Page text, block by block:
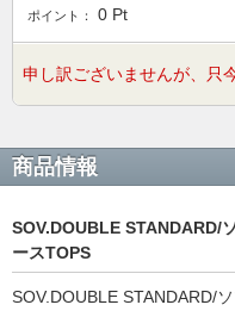
ポイント： 0 Pt
申し訳ございませんが、只
商品情報
SOV.DOUBLE STANDARD/
ースTOPS
SOV.DOUBLE STANDARD/